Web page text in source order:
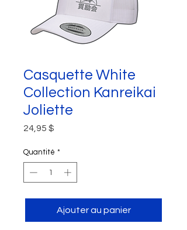
Casquette White
Collection Kanreikai
Joliette
24,95 $
Quantité *
Ajouter au panier